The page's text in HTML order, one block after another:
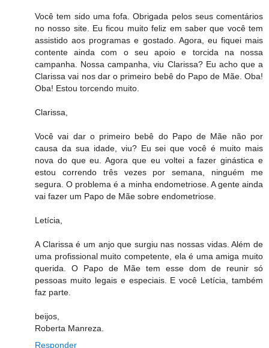
Você tem sido uma fofa. Obrigada pelos seus comentários
no nosso site. Eu ficou muito feliz em saber que você tem
assistido aos programas e gostado. Agora, eu fiquei mais
contente ainda com o seu apoio e torcida na nossa
campanha. Nossa campanha, viu Clarissa? Eu acho que a
Clarissa vai nos dar o primeiro bebê do Papo de Mãe. Oba!
Oba! Estou torcendo muito.
Clarissa,
Você vai dar o primeiro bebê do Papo de Mãe não por
causa da sua idade, viu? Eu sei que você é muito mais
nova do que eu. Agora que eu voltei a fazer ginástica e
estou correndo três vezes por semana, ninguém me
segura. O problema é a minha endometriose. A gente ainda
vai fazer um Papo de Mãe sobre endometriose.
Letícia,
A Clarissa é um anjo que surgiu nas nossas vidas. Além de
uma profissional muito competente, ela é uma amiga muito
querida. O Papo de Mãe tem esse dom de reunir só
pessoas muito legais e especiais. E você Letícia, também
faz parte.
beijos,
Roberta Manreza.
Responder